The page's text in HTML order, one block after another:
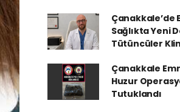
Çanakkale’de
Sağlıkta Yeni
Tütüncüler
Çanakkale
Huzur
Tutuklandı